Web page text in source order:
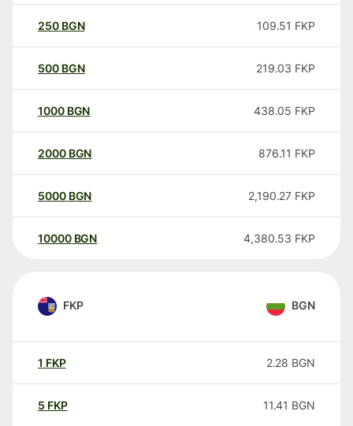
250 BGN 109.51 FKP
500 BGN 219.03 FKP
1000 BGN 438.05 FKP
2000 BGN 876.11 FKP
5000 BGN 2,190.27 FKP
10000 BGN 4,380.53 FKP
FKP BGN
1 FKP 2.28 BGN
5 FKP 11.41 BGN